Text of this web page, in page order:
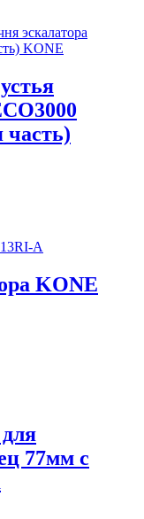
часть)
KONE
77мм с